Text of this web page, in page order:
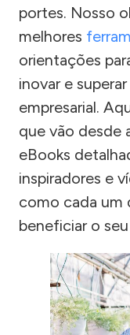
portes. Nosso
melhores
orientações
inovar e
empresarial.
que vão desde
eBooks
inspiradores e
como cada um
beneficiar o